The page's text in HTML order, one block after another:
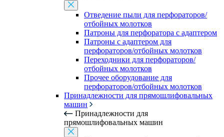
Отведение пыли для перфораторов/
отбойных молотков
Патроны для перфоратора с адаптером
Патроны с адаптером для
перфораторов/отбойных молотков
Переходники для перфораторов/
отбойных молотков
Прочее оборудование для
перфораторов/отбойных молотков
Принадлежности для прямошлифовальных
машин
Принадлежности для
прямошлифовальных машин